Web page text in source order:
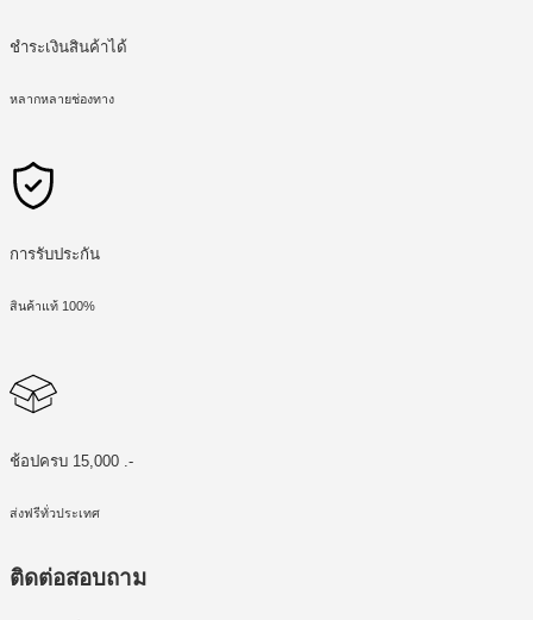
ชำระเงินสินค้าได้
หลากหลายช่องทาง
การรับประกัน
สินค้าแท้ 100%
ช้อปครบ 15,000 .-
ส่งฟรีทั่วประเทศ
ติดต่อสอบถาม